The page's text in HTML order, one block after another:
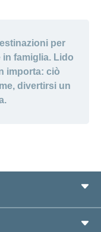
per
in famiglia. Lido
importa: ciò
divertirsi un